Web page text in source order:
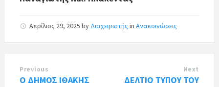
Απρίλιος 29, 2025 by Διαχειριστής in Ανακοινώσεις
Previous
Ο ΔΗΜΟΣ ΙΘΑΚΗΣ
Next
ΔΕΛΤΙΟ ΤΥΠΟΥ ΤΟΥ